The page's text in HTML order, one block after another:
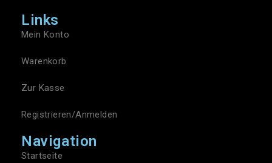
Links
Mein Konto
Warenkorb
Zur Kasse
Registrieren/Anmelden
Navigation
Startseite